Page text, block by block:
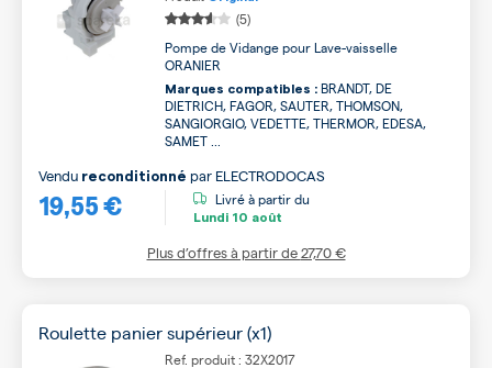
(5)
Pompe de Vidange pour Lave-vaisselle
ORANIER
Marques compatibles : BRANDT, DE
DIETRICH, FAGOR, SAUTER, THOMSON,
SANGIORGIO, VEDETTE, THERMOR, EDESA,
SAMET ...
19,55 €
Vendu reconditionné par ELECTRODOCAS
Livré à partir du
Lundi 10 août
Plus d’offres à partir de27,70 €
Roulette panier supérieur (x1)
Ref. produit : 32X2017